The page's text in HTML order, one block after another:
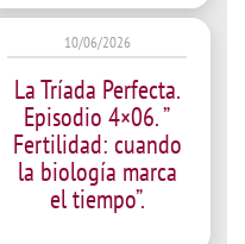
10/06/2026
La Tríada Perfecta.
Episodio 4×06. ”
Fertilidad: cuando
la biología marca
el tiempo”.